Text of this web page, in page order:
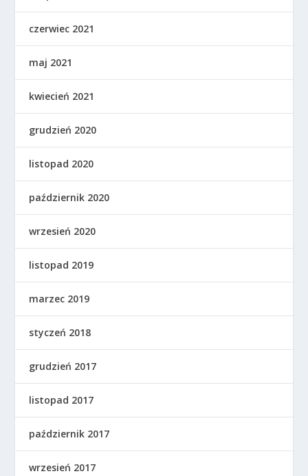
czerwiec 2021
maj 2021
kwiecień 2021
grudzień 2020
listopad 2020
październik 2020
wrzesień 2020
listopad 2019
marzec 2019
styczeń 2018
grudzień 2017
listopad 2017
październik 2017
wrzesień 2017